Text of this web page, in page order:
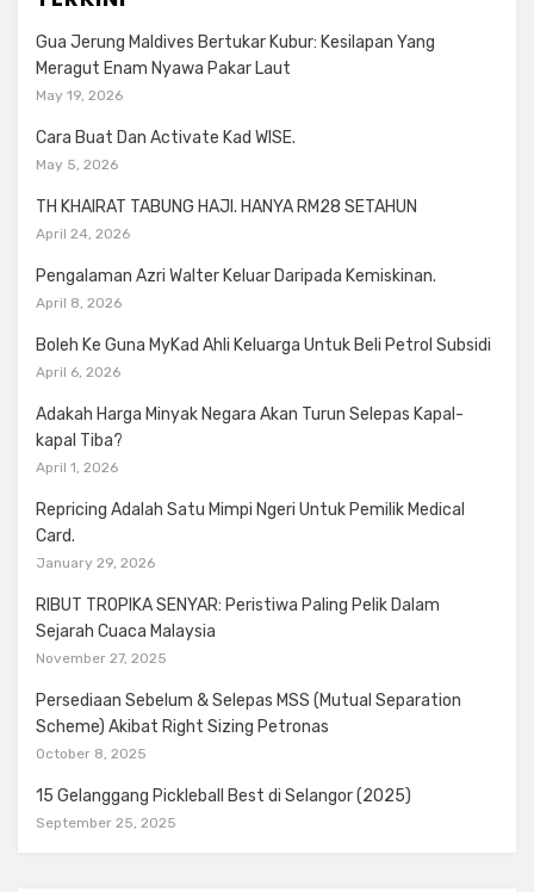
Gua Jerung Maldives Bertukar Kubur: Kesilapan Yang
Meragut Enam Nyawa Pakar Laut
May 19, 2026
Cara Buat Dan Activate Kad WISE.
May 5, 2026
TH KHAIRAT TABUNG HAJI. HANYA RM28 SETAHUN
April 24, 2026
Pengalaman Azri Walter Keluar Daripada Kemiskinan.
April 8, 2026
Boleh Ke Guna MyKad Ahli Keluarga Untuk Beli Petrol Subsidi
April 6, 2026
Adakah Harga Minyak Negara Akan Turun Selepas Kapal-
kapal Tiba?
April 1, 2026
Repricing Adalah Satu Mimpi Ngeri Untuk Pemilik Medical
Card.
January 29, 2026
RIBUT TROPIKA SENYAR: Peristiwa Paling Pelik Dalam
Sejarah Cuaca Malaysia
November 27, 2025
Persediaan Sebelum & Selepas MSS (Mutual Separation
Scheme) Akibat Right Sizing Petronas
October 8, 2025
15 Gelanggang Pickleball Best di Selangor (2025)
September 25, 2025